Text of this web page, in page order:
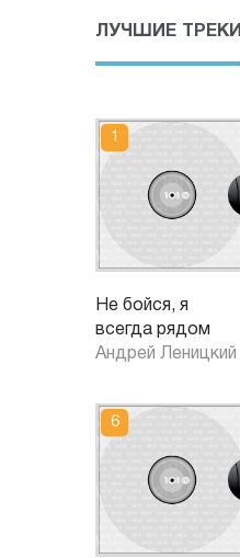
ЛУЧШИЕ ТРЕКИ
Не бойся, я
всегда рядом
Андрей Леницкий